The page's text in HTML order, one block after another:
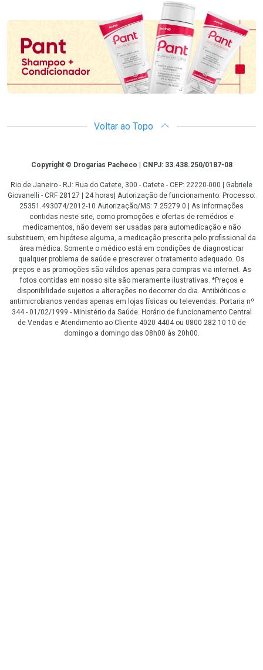
Promoção em Destaque
Voltar ao Topo
CopyrightCopyright © Drogarias Pacheco | CNPJ: 33.438.250/0187-08
Rio de Janeiro - RJ: Rua do Catete, 300 - Catete - CEP: 22220-000 | Gabriele
Giovanelli - CRF 28127 | 24 horas| Autorização de funcionamento: Processo:
25351.493074/2012-10 Autorização/MS: 7.25279.0 | As informações
contidas neste site, como promoções e ofertas de remédios e
medicamentos, não devem ser usadas para automedicação e não
substituem, em hipótese alguma, a medicação prescrita pelo profissional da
área médica. Somente o médico está em condições de diagnosticar
qualquer problema de saúde e prescrever o tratamento adequado. Os
preços e as promoções são válidos apenas para compras via internet. As
fotos contidas em nosso site são meramente ilustrativas. *Preços e
disponibilidade sujeitos a alterações no decorrer do dia. Antibióticos e
antimicrobianos vendas apenas em lojas físicas ou televendas. Portaria nº
344 - 01/02/1999 - Ministério da Saúde. Horário de funcionamento Central
de Vendas e Atendimento ao Cliente 4020 4404 ou 0800 282 10 10 de
domingo a domingo das 08h00 às 20h00.